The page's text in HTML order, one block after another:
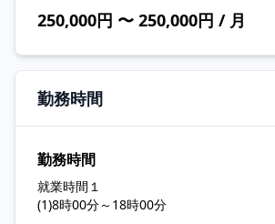
250,000円 〜 250,000円 / 月
勤務時間
勤務時間
就業時間１
(1)8時00分～18時00分